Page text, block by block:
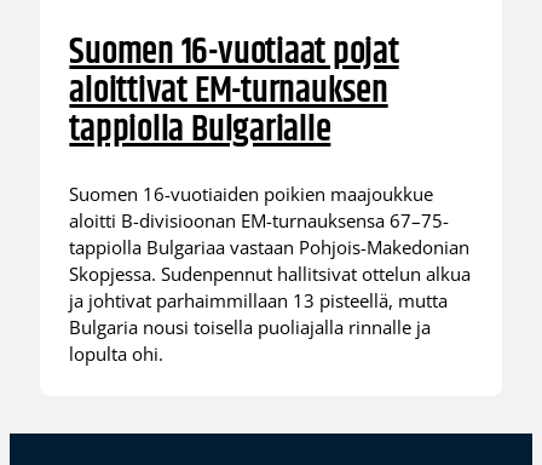
Suomen 16-vuotiaat pojat
aloittivat EM-turnauksen
tappiolla Bulgarialle
Suomen 16-vuotiaiden poikien maajoukkue
aloitti B-divisioonan EM-turnauksensa 67–75-
tappiolla Bulgariaa vastaan Pohjois-Makedonian
Skopjessa. Sudenpennut hallitsivat ottelun alkua
ja johtivat parhaimmillaan 13 pisteellä, mutta
Bulgaria nousi toisella puoliajalla rinnalle ja
lopulta ohi.